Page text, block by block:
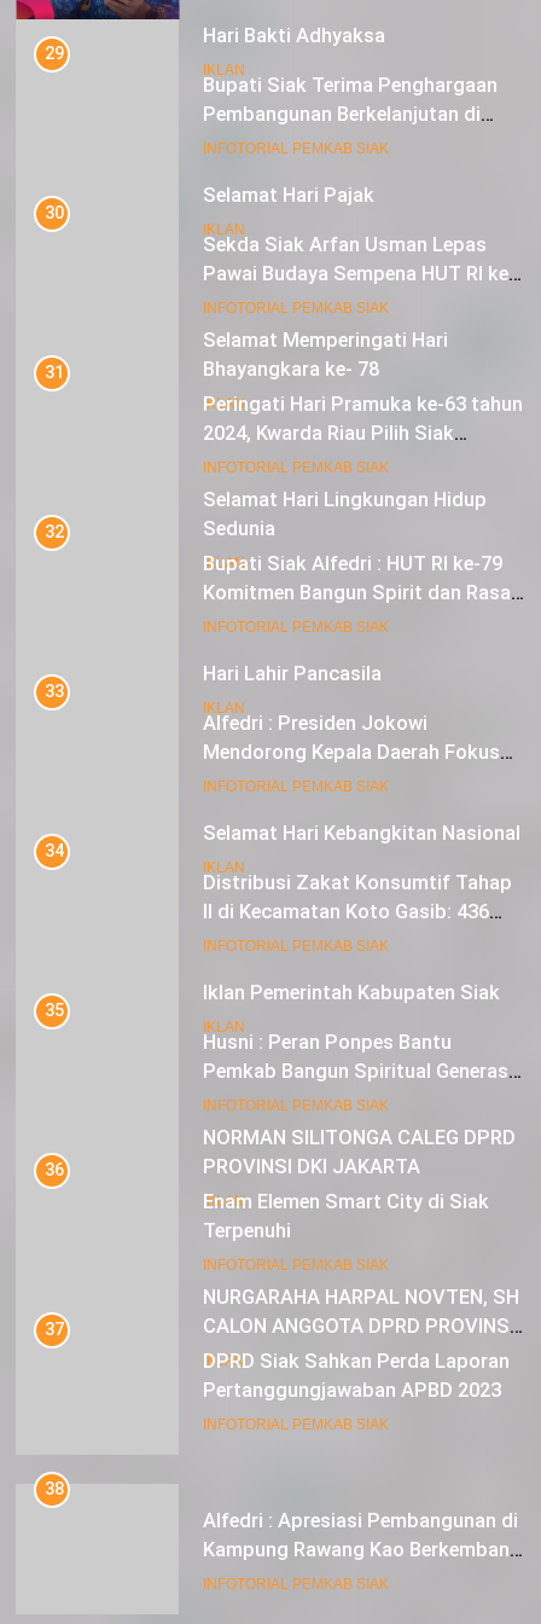
Hari Bakti Adhyaksa
IKLAN
Selamat Hari Pajak
IKLAN
Selamat Memperingati Hari
Bhayangkara ke- 78
IKLAN
Selamat Hari Lingkungan Hidup
Sedunia
IKLAN
Hari Lahir Pancasila
IKLAN
Selamat Hari Kebangkitan Nasional
IKLAN
Iklan Pemerintah Kabupaten Siak
IKLAN
NORMAN SILITONGA CALEG DPRD
PROVINSI DKI JAKARTA
IKLAN
NURGARAHA HARPAL NOVTEN, SH
CALON ANGGOTA DPRD PROVINSI
DKI JAKARTA
IKLAN
29
Bupati Siak Terima Penghargaan
Pembangunan Berkelanjutan di
Lestari Awards 2024
INFOTORIAL PEMKAB SIAK
30
Sekda Siak Arfan Usman Lepas
Pawai Budaya Sempena HUT RI ke-
79
INFOTORIAL PEMKAB SIAK
31
Peringati Hari Pramuka ke-63 tahun
2024, Kwarda Riau Pilih Siak
Sebagai Tuan Rumah
INFOTORIAL PEMKAB SIAK
32
Bupati Siak Alfedri : HUT RI ke-79
Komitmen Bangun Spirit dan Rasa
Nasionalisme
INFOTORIAL PEMKAB SIAK
33
Alfedri : Presiden Jokowi
Mendorong Kepala Daerah Fokus
pada Inflasi dan Pilkada Serentak
INFOTORIAL PEMKAB SIAK
34
Distribusi Zakat Konsumtif Tahap
II di Kecamatan Koto Gasib: 436
Mustahik Terima Bantuan
INFOTORIAL PEMKAB SIAK
35
Husni : Peran Ponpes Bantu
Pemkab Bangun Spiritual Generasi
Muda
INFOTORIAL PEMKAB SIAK
36
Enam Elemen Smart City di Siak
Terpenuhi
INFOTORIAL PEMKAB SIAK
37
DPRD Siak Sahkan Perda Laporan
Pertanggungjawaban APBD 2023
INFOTORIAL PEMKAB SIAK
38
Alfedri : Apresiasi Pembangunan di
Kampung Rawang Kao Berkembang
Pesat
INFOTORIAL PEMKAB SIAK